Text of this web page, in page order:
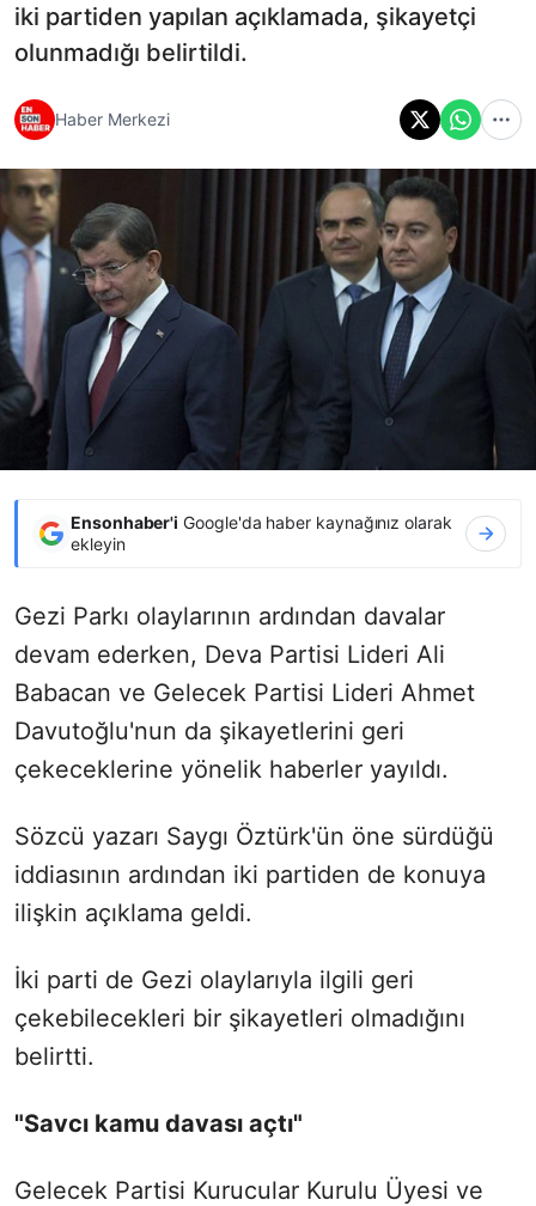
iki partiden yapılan açıklamada, şikayetçi
olunmadığı belirtildi.
Haber Merkezi
Ensonhaber'i Google'da haber kaynağınız olarak
ekleyin
Gezi Parkı olaylarının ardından davalar
devam ederken, Deva Partisi Lideri Ali
Babacan ve Gelecek Partisi Lideri Ahmet
Davutoğlu'nun da şikayetlerini geri
çekeceklerine yönelik haberler yayıldı.
Sözcü yazarı Saygı Öztürk'ün öne sürdüğü
iddiasının ardından iki partiden de konuya
ilişkin açıklama geldi.
İki parti de Gezi olaylarıyla ilgili geri
çekebilecekleri bir şikayetleri olmadığını
belirtti.
"Savcı kamu davası açtı"
Gelecek Partisi Kurucular Kurulu Üyesi ve